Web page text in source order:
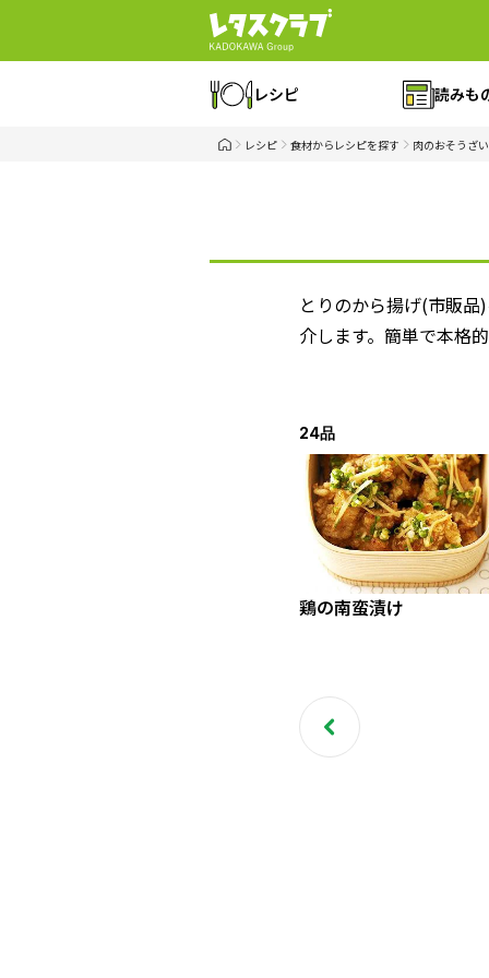
レシピ 読みも
レシピ 食材からレシピを探す 肉のおそうざ
とりのから揚げ(市販
介します。簡単で本格
24品
鶏の南蛮漬け